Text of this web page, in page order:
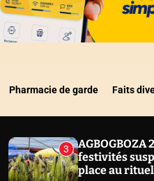
Pharmacie de garde Faits
3
AGBOGBOZA
festivités
place au